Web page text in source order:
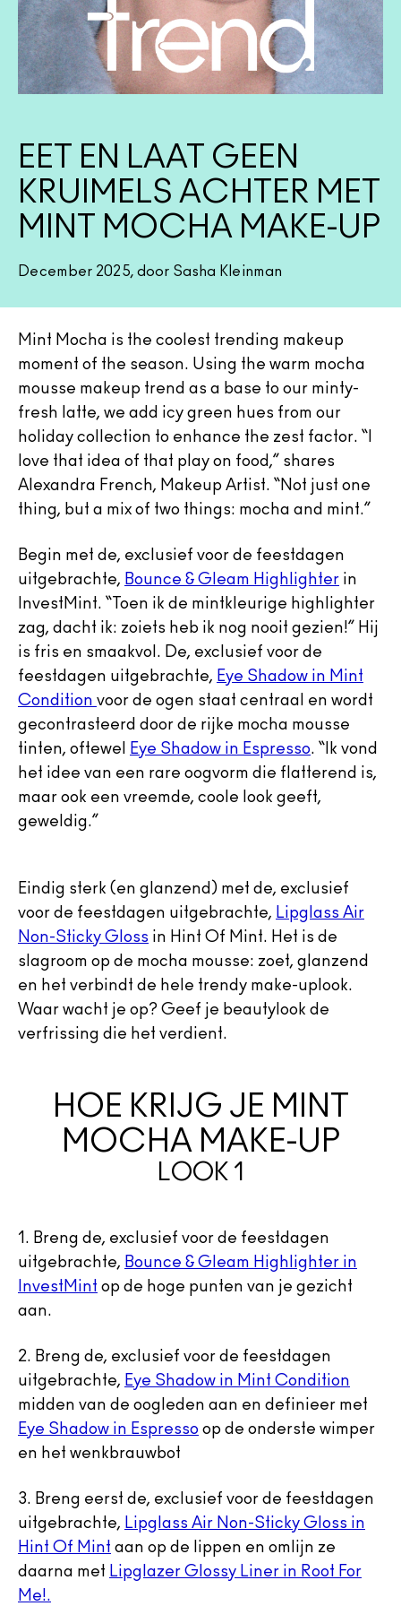
Foundation Finder
SHOP ALLES GEZICHT
Mini MAC
SHOP ALLES OGEN
SHOP ALLE BORSTELS
EET EN LAAT GEEN
KRUIMELS ACHTER MET
MINT MOCHA MAKE-UP
December 2025, door Sasha Kleinman
Mint Mocha is the coolest trending makeup
moment of the season. Using the warm mocha
mousse makeup trend as a base to our minty-
fresh latte, we add icy green hues from our
holiday collection to enhance the zest factor. “I
love that idea of that play on food,” shares
Alexandra French, Makeup Artist. “Not just one
thing, but a mix of two things: mocha and mint.”
Begin met de, exclusief voor de feestdagen
uitgebrachte, Bounce & Gleam Highlighter in
InvestMint. “Toen ik de mintkleurige highlighter
zag, dacht ik: zoiets heb ik nog nooit gezien!” Hij
is fris en smaakvol. De, exclusief voor de
feestdagen uitgebrachte, Eye Shadow in Mint
Condition voor de ogen staat centraal en wordt
gecontrasteerd door de rijke mocha mousse
tinten, oftewel
Eye Shadow in Espresso. “Ik vond
het idee van een rare oogvorm die flatterend is,
maar ook een vreemde, coole look geeft,
geweldig.”
Eindig sterk (en glanzend) met de, exclusief
voor de feestdagen uitgebrachte, Lipglass Air
Non-Sticky Gloss in Hint Of Mint. Het is de
slagroom op de mocha mousse: zoet, glanzend
en het verbindt de hele trendy make-uplook.
Waar wacht je op? Geef je beautylook de
verfrissing die het verdient.
HOE KRIJG JE MINT
MOCHA MAKE-UP
LOOK 1
1. Breng de, exclusief voor de feestdagen
uitgebrachte, Bounce & Gleam Highlighter in
InvestMint op de hoge punten van je gezicht
aan.
2. Breng de, exclusief voor de feestdagen
uitgebrachte, Eye Shadow in Mint Condition
midden van de oogleden aan en definieer met
Eye Shadow in Espresso op de onderste wimper
en het wenkbrauwbot
3. Breng eerst de, exclusief voor de feestdagen
uitgebrachte, Lipglass Air Non-Sticky Gloss in
Hint Of Mint aan op de lippen en omlijn ze
daarna met Lipglazer Glossy Liner in Root For
Me!.